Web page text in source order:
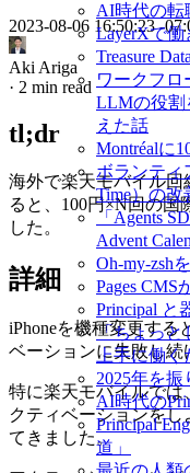
AI時代の転
LayerXで働
Treasure
ワークフロ
LLMの役割
えた話
Montréalに
ボランティ
Time）の改
「Agents
Advent
Oh-my-zsh
Pages CMS
Principal と
「ちょっと
上手に働く
2025年を振
AI時代の
Principal
道」
2023-08-06 16:50:23 -
Aki Ariga
· 2 min read
tl;dr
海外で楽天モバイル回
ると、100円×N回の国
した。
詳細
iPhoneを機種変更する
ベーションに失敗し続
特に楽天モバイルでは
クティベーションを
てきました。